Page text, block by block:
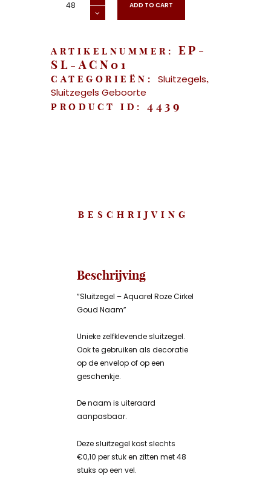
Aquarel ADD TO CART
ARTIKELNUMMER: EP-
SL-ACN01
CATEGORIEËN: Sluitzegels,
Sluitzegels Geboorte
PRODUCT ID: 4439
BESCHRIJVING
Beschrijving
“Sluitzegel – Aquarel Roze Cirkel
Goud Naam”
Unieke zelfklevende sluitzegel.
Ook te gebruiken als decoratie
op de envelop of op een
geschenkje.
De naam is uiteraard
aanpasbaar.
Deze sluitzegel kost slechts
€0,10 per stuk en zitten met 48
stuks op een vel.